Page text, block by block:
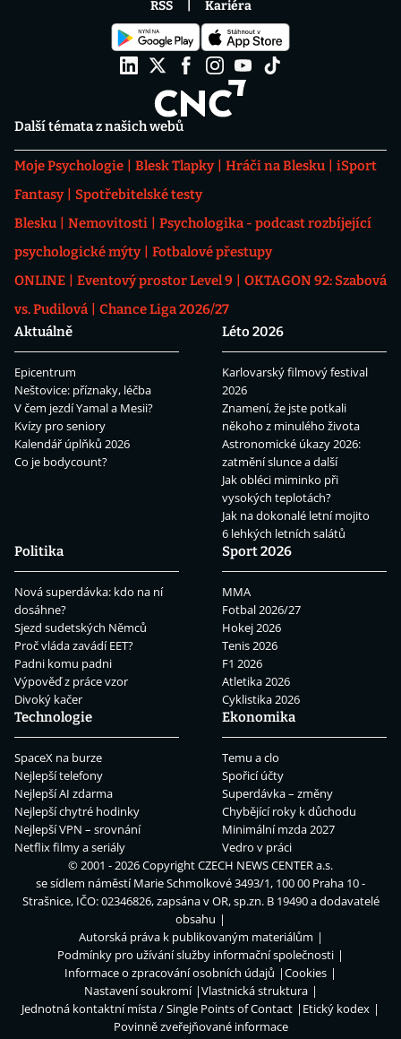
Další témata z našich webů
Moje Psychologie Blesk Tlapky Hráči na Blesku
iSport
Fantasy
Spotřebitelské testy
Blesku
Nemovitosti
Psychologika - podcast rozbíjející
psychologické mýty
Fotbalové přestupy
ONLINE
Eventový prostor Level 9
OKTAGON 92: Szabová
vs. Pudilová
Chance Liga 2026/27
Aktuálně
Epicentrum
Neštovice: příznaky, léčba
V čem jezdí Yamal a Mesii?
Kvízy pro seniory
Kalendář úplňků 2026
Co je bodycount?
Léto 2026
Karlovarský filmový festival
2026
Znamení, že jste potkali
někoho z minulého života
Astronomické úkazy 2026:
zatmění slunce a další
Jak obléci miminko při
vysokých teplotách?
Jak na dokonalé letní mojito
6 lehkých letních salátů
Politika
Nová superdávka: kdo na ní
dosáhne?
Sjezd sudetských Němců
Proč vláda zavádí EET?
Padni komu padni
Výpověď z práce vzor
Divoký kačer
Sport 2026
MMA
Fotbal 2026/27
Hokej 2026
Tenis 2026
F1 2026
Atletika 2026
Cyklistika 2026
Technologie
SpaceX na burze
Nejlepší telefony
Nejlepší AI zdarma
Nejlepší chytré hodinky
Nejlepší VPN – srovnání
Netflix filmy a seriály
Ekonomika
Temu a clo
Spořicí účty
Superdávka – změny
Chybějící roky k důchodu
Minimální mzda 2027
Vedro v práci
RSS Kariéra
© 2001 - 2026 CopyrightCZECH NEWS CENTER a.s.
se sídlem náměstí Marie Schmolkové 3493/1, 100 00 Praha 10 -
Strašnice, IČO: 02346826, zapsána v OR, sp.zn. B 19490 a dodavatelé
obsahu
Autorská práva k publikovaným materiálům
Podmínky pro užívání služby informační společnosti
Informace o zpracování osobních údajů
Cookies
Nastavení soukromí
Vlastnická struktura
Jednotná kontaktní místa / Single Points of Contact
Etický kodex
Povinně zveřejňované informace